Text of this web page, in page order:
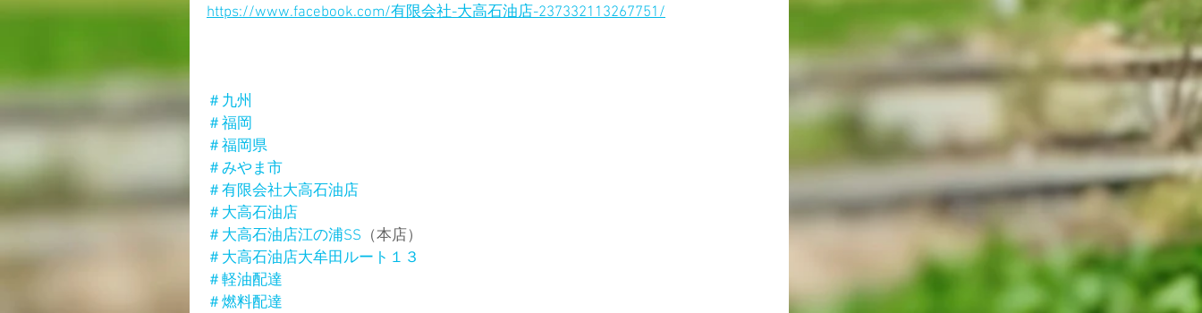
https://www.facebook.com/有限会社-大高石油店-237332113267751/
＃九州
＃福岡
＃福岡県
＃みやま市
＃有限会社大高石油店
＃大高石油店
＃大高石油店江の浦SS （本店）
＃大高石油店大牟田ルート１３
＃軽油配達
＃燃料配達